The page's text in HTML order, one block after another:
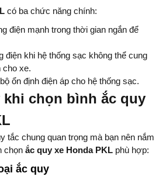
có ba chức năng chính:
điện mạnh trong thời gian ngắn để
điện khi hệ thống sạc không thể cung
cho xe.
ổn định điện áp cho hệ thống sạc.
chọn bình ắc quy
tắc chung quan trọng mà bạn nên nắm
chọn ắc quy xe Honda PKL phù hợp:
ắc quy